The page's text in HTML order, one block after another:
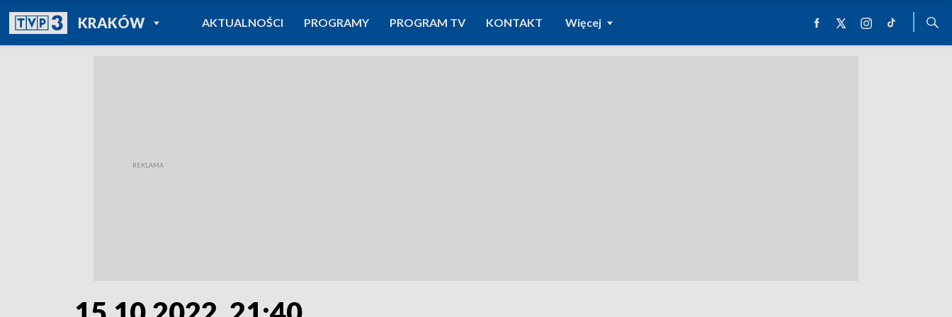
KRAKÓWPOWRÓT DO
TVP REGIONY
AKTUALNOŚCI PROGRAMY PROGRAM TV KONTAKT Więcej